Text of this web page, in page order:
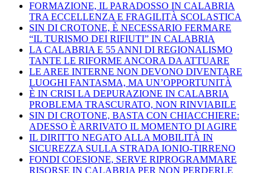
FORMAZIONE, IL PARADOSSO IN CALABRIA
TRA ECCELLENZA E FRAGILITÀ SCOLASTICA
SIN DI CROTONE, È NECESSARIO FERMARE
“IL TURISMO DEI RIFIUTI” IN CALABRIA
LA CALABRIA E 55 ANNI DI REGIONALISMO
TANTE LE RIFORME ANCORA DA ATTUARE
LE AREE INTERNE NON DEVONO DIVENTARE
LUOGHI FANTASMA, MA UN’OPPORTUNITÀ
È IN CRISI LA DEPURAZIONE IN CALABRIA
PROBLEMA TRASCURATO, NON RINVIABILE
SIN DI CROTONE, BASTA CON CHIACCHIERE:
ADESSO È ARRIVATO IL MOMENTO DI AGIRE
IL DIRITTO NEGATO ALLA MOBILITÀ IN
SICUREZZA SULLA STRADA IONIO-TIRRENO
FONDI COESIONE, SERVE RIPROGRAMMARE
RISORSE IN CALABRIA PER NON PERDERLE